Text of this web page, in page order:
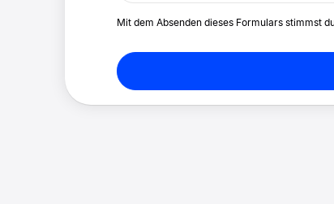
Mit dem Absenden dieses Formulars stimmst